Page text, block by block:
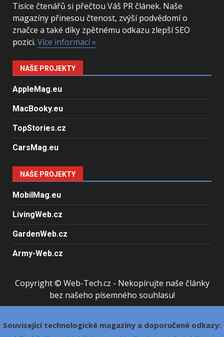
Tisíce čtenářů si přečtou Váš PR článek. Naše
magazíny přinesou čtenost, zvýší podvědomí o
značce a také díky zpětnému odkazu zlepší SEO
pozici. Více informací »
NAŠE PROJEKTY
AppleMag.eu
MacBooky.eu
TopStories.cz
CarsMag.eu
NAŠE PROJEKTY
MobilMag.eu
LivingWeb.cz
GardenWeb.cz
Army-Web.cz
Copyright © Web-Tech.cz - Nekopírujte naše články
bez našeho písemného souhlasu!
Související technologické magazíny a doporučené odkazy: